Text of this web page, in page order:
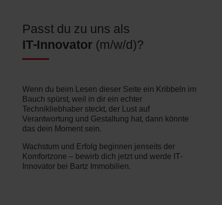
Passt du zu uns als
IT-Innovator (m/w/d)?
Wenn du beim Lesen dieser Seite ein Kribbeln im
Bauch spürst, weil in dir ein echter
Technikliebhaber steckt, der Lust auf
Verantwortung und Gestaltung hat, dann könnte
das dein Moment sein.
Wachstum und Erfolg beginnen jenseits der
Komfortzone – bewirb dich jetzt und werde IT-
Innovator bei Bartz Immobilien.